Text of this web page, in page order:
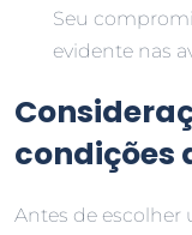
Seu
evidente nas
condições
Antes de escolher